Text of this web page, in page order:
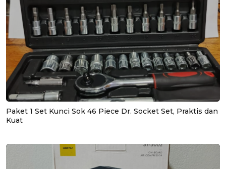
Paket 1 Set Kunci Sok 46 Piece Dr. Socket Set, Praktis dan
Kuat